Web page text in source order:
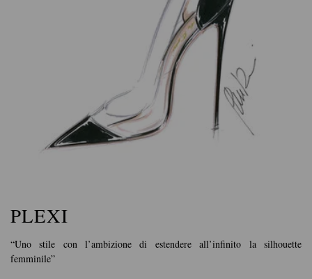
PLEXI
“Uno stile con l’ambizione di estendere all’infinito la silhouette
femminile”